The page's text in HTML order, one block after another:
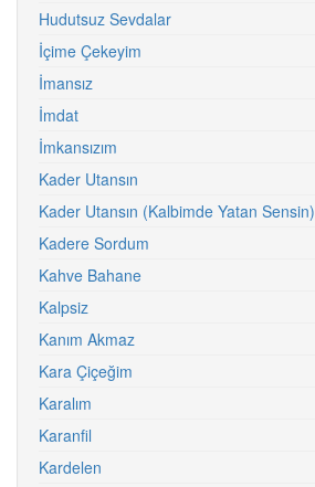
Hudutsuz Sevdalar
İçime Çekeyim
İmansız
İmdat
İmkansızım
Kader Utansın
Kader Utansın (Kalbimde Yatan Sensin)
Kadere Sordum
Kahve Bahane
Kalpsiz
Kanım Akmaz
Kara Çiçeğim
Karalım
Karanfil
Kardelen